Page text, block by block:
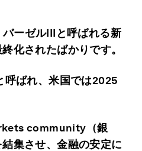
ーゼルIIIと呼ばれる新
化されたばかりです。
呼ばれ、米国では2025
community（銀
集させ、金融の安定に